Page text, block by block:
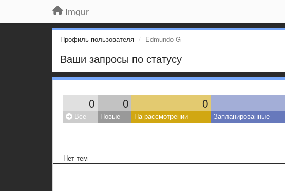
Imgur
Профиль пользователя Edmundo G
Ваши запросы по статусу
0 0 0
Все Новые На рассмотрении Запланированные
Нет тем